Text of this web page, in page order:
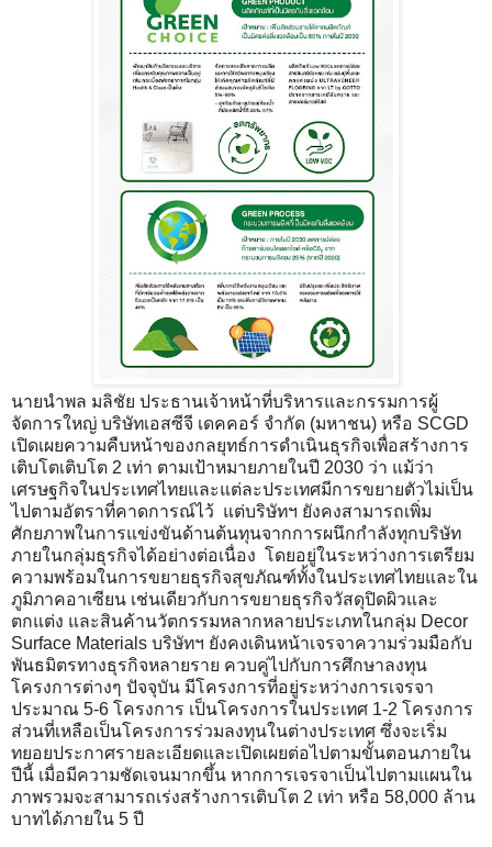
นายนำพล มลิชัย ประธานเจ้าหน้าที่บริหารและกรรมการผู้
จัดการใหญ่ บริษัทเอสซีจี เดคคอร์ จำกัด (มหาชน) หรือ SCGD
เปิดเผยความคืบหน้าของกลยุทธ์การดำเนินธุรกิจเพื่อสร้างการ
เติบโตเติบโต 2 เท่า ตามเป้าหมายภายในปี 2030 ว่า แม้ว่า
เศรษฐกิจในประเทศไทยและแต่ละประเทศมีการขยายตัวไม่เป็น
ไปตามอัตราที่คาดการณ์ไว้ แต่บริษัทฯ ยังคงสามารถเพิ่ม
ศักยภาพในการแข่งขันด้านต้นทุนจากการผนึกกำลังทุกบริษัท
ภายในกลุ่มธุรกิจได้อย่างต่อเนื่อง โดยอยู่ในระหว่างการเตรียม
ความพร้อมในการขยายธุรกิจสุขภัณฑ์ทั้งในประเทศไทยและใน
ภูมิภาคอาเซียน เช่นเดียวกับการขยายธุรกิจวัสดุปิดผิวและ
ตกแต่ง และสินค้านวัตกรรมหลากหลายประเภทในกลุ่ม Decor
Surface Materials บริษัทฯ ยังคงเดินหน้าเจรจาความร่วมมือกับ
พันธมิตรทางธุรกิจหลายราย ควบคู่ไปกับการศึกษาลงทุน
โครงการต่างๆ ปัจจุบัน มีโครงการที่อยู่ระหว่างการเจรจา
ประมาณ 5-6 โครงการ เป็นโครงการในประเทศ 1-2 โครงการ
ส่วนที่เหลือเป็นโครงการร่วมลงทุนในต่างประเทศ ซึ่งจะเริ่ม
ทยอยประกาศรายละเอียดและเปิดเผยต่อไปตามขั้นตอนภายใน
ปีนี้ เมื่อมีความชัดเจนมากขึ้น หากการเจรจาเป็นไปตามแผนใน
ภาพรวมจะสามารถเร่งสร้างการเติบโต 2 เท่า หรือ 58,000 ล้าน
บาทได้ภายใน 5 ปี